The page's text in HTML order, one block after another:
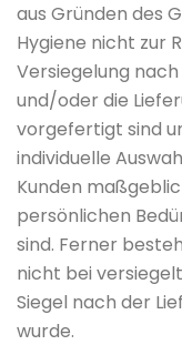
aus Gründen des
Hygiene nicht zur
Versiegelung
und/oder die
vorgefertigt sind
individuelle
Kunden
persönlichen
sind. Ferner
nicht bei
Siegel nach der
wurde.